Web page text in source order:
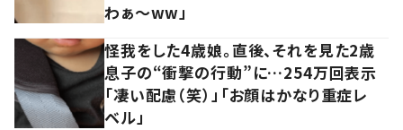
わぁ～ww」
怪我をした4歳娘。直後、それを見た2歳
息子の“衝撃の行動”に…254万回表示
「凄い配慮（笑）」「お顔はかなり重症レ
ベル」